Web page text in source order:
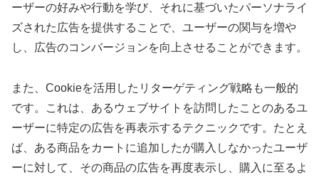
ーザーの好みや行動を学び、それに基づいたパーソナライ
ズされた広告を提供することで、ユーザーの関与を増や
し、広告のコンバージョンを向上させることができます。
また、Cookieを活用したリターゲティング戦略も一般的
です。これは、あるウェブサイトを訪問したことのあるユ
ーザーに特定の広告を再表示するテクニックです。たとえ
ば、ある商品をカートに追加したが購入しなかったユーザ
ーに対して、その商品の広告を再度表示し、購入に至るよ